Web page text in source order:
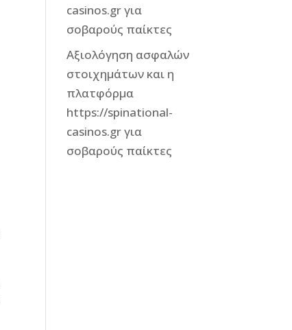
casinos.gr για
σοβαρούς παίκτες
Αξιολόγηση ασφαλών
στοιχημάτων και η
πλατφόρμα
https://spinational-
casinos.gr για
σοβαρούς παίκτες